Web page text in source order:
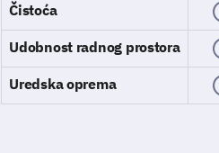
Čistoća
Udobnost radnog prostora
Uredska oprema